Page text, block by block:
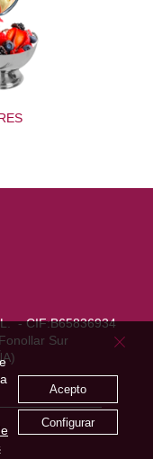
- CIF:B65836934
Sur
Acepto
Configurar